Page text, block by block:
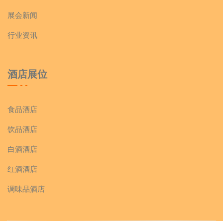
展会新闻
行业资讯
酒店展位
食品酒店
饮品酒店
白酒酒店
红酒酒店
调味品酒店